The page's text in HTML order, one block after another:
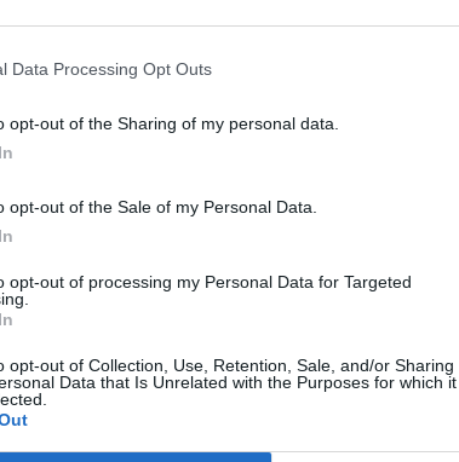
Data Processing Opt Outs
opt-out of the Sharing of my personal data.
opt-out of the Sale of my Personal Data.
opt-out of processing my Personal Data for Targeted
opt-out of Collection, Use, Retention, Sale, and/or Sharing
Data that Is Unrelated with the Purposes for which it
řízení na firmu, která by městu celý vodohospodářský
koncesního řízení nejsme v oblasti budoucí správy
Nyní se bude čekat na dopracování varianty č.1, což
vodohospodářského majetku zcela a jen
zda půjdou touto cestou nebo se vrátí na nabízené
majetku města ve spolupráci s nějakou soukromou
zpoždění spadne město do tzv. nucené správy